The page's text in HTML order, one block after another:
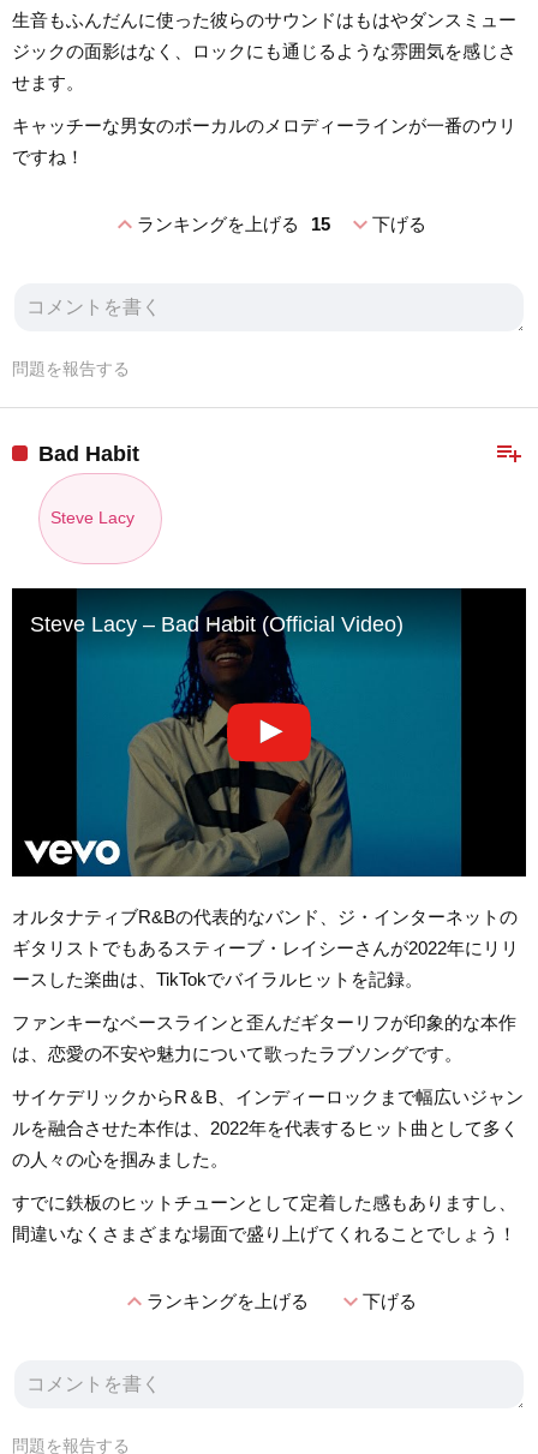
生音もふんだんに使った彼らのサウンドはもはやダンスミュー
ジックの面影はなく、ロックにも通じるような雰囲気を感じさ
せます。
キャッチーな男女のボーカルのメロディーラインが一番のウリ
ですね！
expand_lessランキングを上げる 15 expand_more下げる
問題を報告する
playlist_add
Bad Habit
Steve Lacy
Steve Lacy – Bad Habit (Official Video)
オルタナティブR&Bの代表的なバンド、ジ・インターネットの
ギタリストでもあるスティーブ・レイシーさんが2022年にリリ
ースした楽曲は、TikTokでバイラルヒットを記録。
ファンキーなベースラインと歪んだギターリフが印象的な本作
は、恋愛の不安や魅力について歌ったラブソングです。
サイケデリックからR＆B、インディーロックまで幅広いジャン
ルを融合させた本作は、2022年を代表するヒット曲として多く
の人々の心を掴みました。
すでに鉄板のヒットチューンとして定着した感もありますし、
間違いなくさまざまな場面で盛り上げてくれることでしょう！
expand_lessランキングを上げる expand_more下げる
問題を報告する